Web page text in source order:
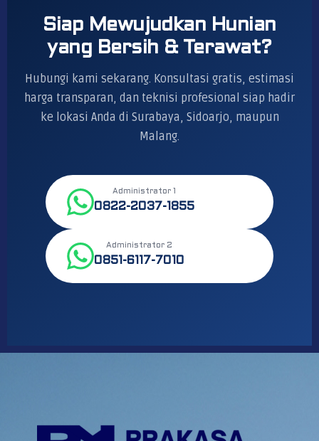
Siap Mewujudkan Hunian
yang Bersih & Terawat?
Hubungi kami sekarang. Konsultasi gratis, estimasi
harga transparan, dan teknisi profesional siap hadir
ke lokasi Anda di Surabaya, Sidoarjo, maupun
Malang.
Administrator 1
0822-2037-1855
Administrator 2
0851-6117-7010